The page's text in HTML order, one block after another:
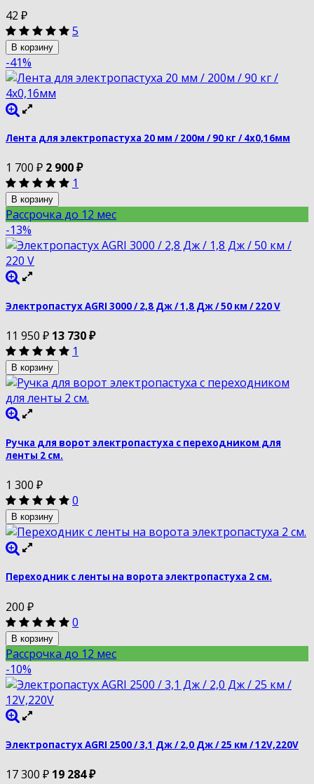
42 ₽
5
В корзину
-41%
Лента для электропастуха 20 мм / 200м / 90 кг / 4х0,16мм
1 700 ₽ 2 900₽
1
В корзину
Рассрочка до 12 мес
-13%
Электропастух AGRI 3000 / 2,8 Дж / 1,8 Дж / 50 км / 220 V
11 950 ₽ 13 730₽
1
В корзину
Ручка для ворот электропастуха с переходником для
ленты 2 см.
1 300 ₽
0
В корзину
Переходник с ленты на ворота электропастуха 2 см.
200 ₽
0
В корзину
Рассрочка до 12 мес
-10%
Электропастух AGRI 2500 / 3,1 Дж / 2,0 Дж / 25 км / 12V,220V
17 300 ₽ 19 284₽